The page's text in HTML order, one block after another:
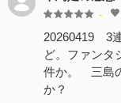
-
20260419 3
ど。ファン
件か。 三島
か？